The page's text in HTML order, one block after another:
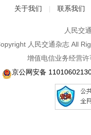
关于我们 联系我们
人民交
人民交通杂志 All
增值电信业务经营
京公网安备